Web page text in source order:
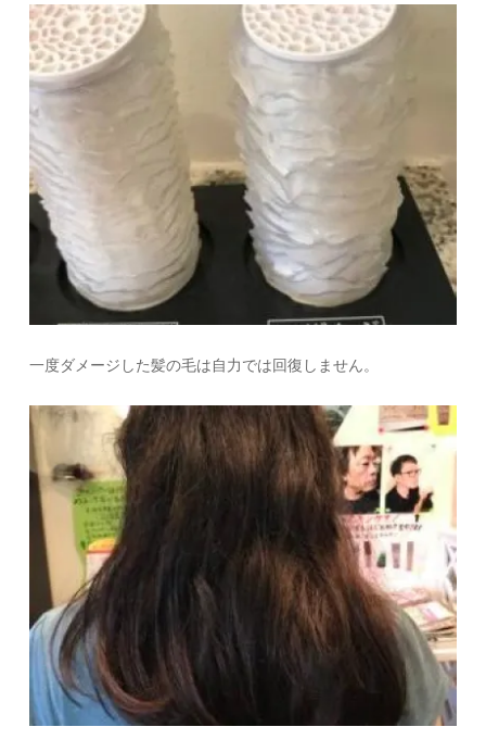
一度ダメージした髪の毛は自力では回復しません。